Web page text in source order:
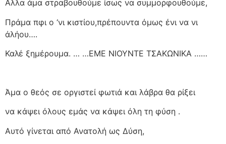
Αλλα άμα στραβουθούμε ίσως να συμμορφουθούμε,
Πράμα πφι ο ‘νι κιστίου,πρέπουντα όμως ένι να νι
άλήου….
Καλέ ξημέρουμα. … …ΕΜΕ ΝΙΟΥΝΤΕ ΤΣΑΚΩΝΙΚΑ ……
Άμα ο θεός σε οργιστεί φωτιά και λάβρα θα ρίξει
να κάψει όλους εμάς να κάψει όλη τη φύση .
Αυτό γίνεται από Ανατολή ως Δύση,